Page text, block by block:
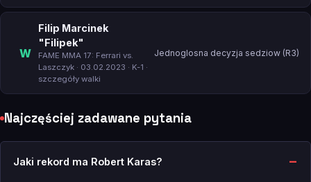
W
Filip Marcinek
"Filipek"
FAME MMA 17: Ferrari vs.
Laszczyk · 03.02.2023 · K-1 ·
szczegóły walki
Jednoglosna decyzja sedziow (R3)
Najczęściej zadawane pytania
Jaki rekord ma Robert Karas?